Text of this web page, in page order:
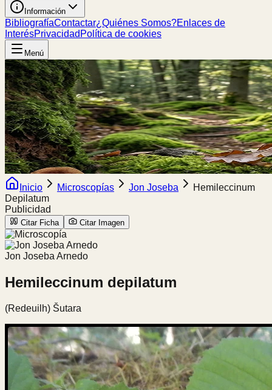
Información
BibliografíaContactar¿Quiénes Somos?Enlaces de
InterésPrivacidad Política de cookies
Menú
Inicio Microscopías Jon Joseba
Hemileccinum
Depilatum
Publicidad
Citar Ficha Citar Imagen
Jon Joseba Arnedo
Hemileccinum depilatum
(Redeuilh) Šutara